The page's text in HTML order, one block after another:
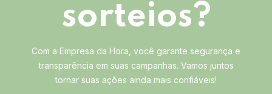
sorteios?
Com a Empresa da Hora, você garante segurança e
transparência em suas campanhas. Vamos juntos
tornar suas ações ainda mais confiáveis!